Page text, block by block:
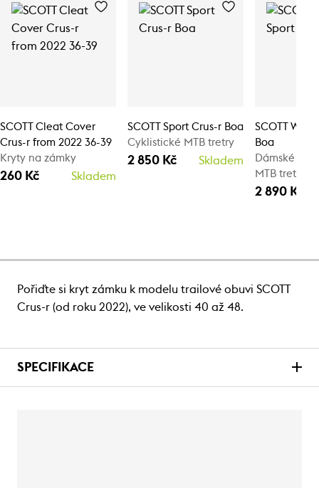
SCOTT Cleat Cover
Crus-r from 2022 36-39
Kryty na zámky
260 Kč Skladem
SCOTT Sport Crus-r Boa
Cyklistické MTB tretry
2 850 Kč Skladem
SCOTT W's
Boa
Dámské
MTB tretry
2 890 Kč
Pořiďte si kryt zámku k modelu trailové obuvi SCOTT
Crus-r (od roku 2022), ve velikosti 40 až 48.
SPECIFIKACE